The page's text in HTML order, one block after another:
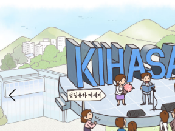
키워드로 보는 연구 역사
간행물 변천사
기록물 아카이브
사진 아카이브 문서 기록물 행정박물